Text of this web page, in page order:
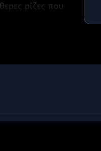
ρίζες που
των
λιποϊκού